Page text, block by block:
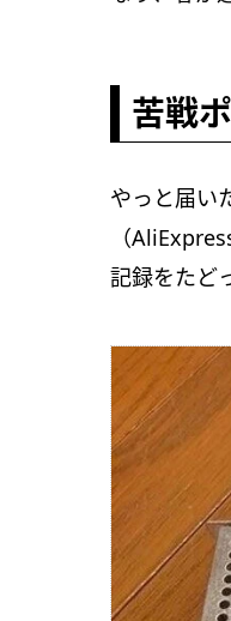
苦戦
やっと届い
（
記録をたど